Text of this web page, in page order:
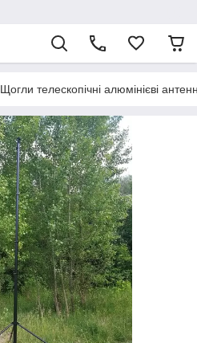
Щогли телескопічні алюмінієві